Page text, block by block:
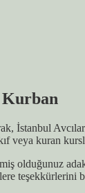
Kurban
İstanbul
veya kuran
olduğunuz
teşekkürlerini